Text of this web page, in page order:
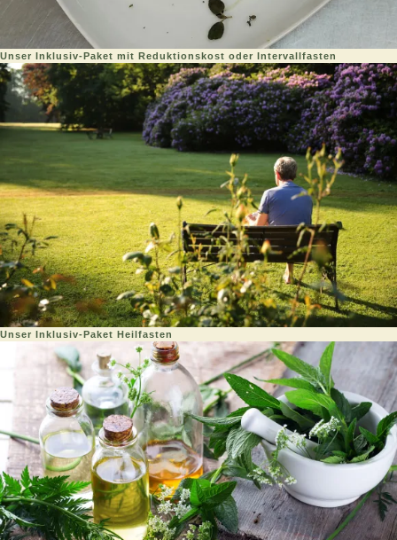
Unser Inklusiv-Paket mit Reduktionskost oder Intervallfasten
Unser Inklusiv-Paket Heilfasten